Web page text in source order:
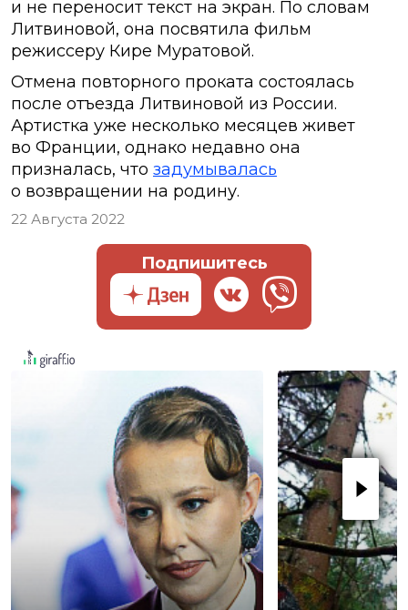
и не переносит текст на экран. По словам
Литвиновой, она посвятила фильм
режиссеру Кире Муратовой.
Отмена повторного проката состоялась
после отъезда Литвиновой из России.
Артистка уже несколько месяцев живет
во Франции, однако недавно она
призналась, что задумывалась
о возвращении на родину.
22 Августа 2022
Подпишитесь